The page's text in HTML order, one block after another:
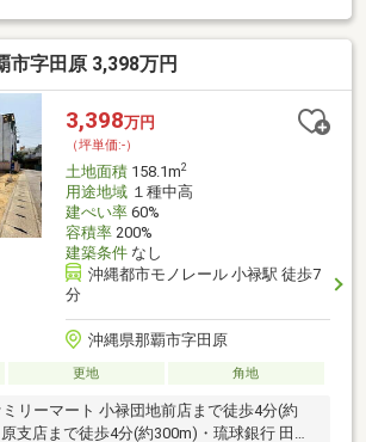
市字田原 3,398万円
3,398万円
（坪単価:-）
土地面積158.1m2
用途地域１種中高
建ぺい率60%
容積率200%
建築条件なし
沖縄都市モノレール 小禄駅 徒歩7
分
沖縄県那覇市字田原
更地 角地
リーマート 小禄団地前店まで徒歩4分(約
支店まで徒歩4分(約300m)・琉球銀行 田原